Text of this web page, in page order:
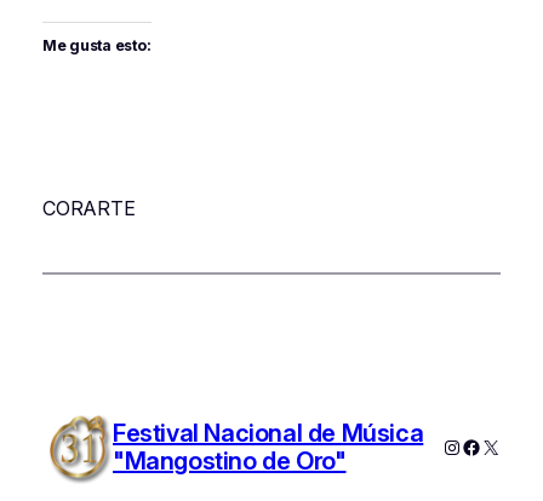
Me gusta esto:
CORARTE
Festival Nacional de Música
"Mangostino de Oro"
Instagram
X